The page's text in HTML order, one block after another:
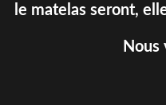
le matelas seront,
Nous